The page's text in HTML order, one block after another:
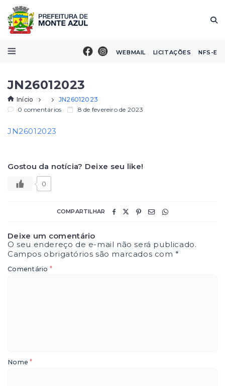
WEBMAIL LICITAÇÕES NFS-E
JN26012023
Início
JN26012023
0 comentários
8 de fevereiro de 2023
JN26012023
Gostou da notícia? Deixe seu like!
0
COMPARTILHAR
Deixe um comentário
O seu endereço de e-mail não será publicado.
Campos obrigatórios são marcados com*
Comentário *
Nome*